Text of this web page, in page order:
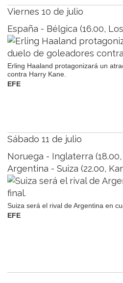
Viernes 10 de julio
España - Bélgica (16.00,
Erling Haaland protagonizará un
contra Harry Kane.
EFE
Sábado 11 de julio
Noruega - Inglaterra (18.00,
Argentina - Suiza (22.00,
Suiza será el rival de Argentina en
EFE